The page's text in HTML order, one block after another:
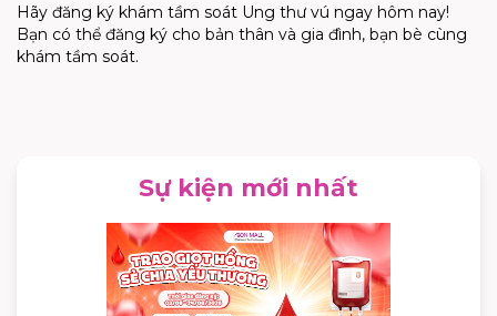
Hãy đăng ký khám tầm soát Ung thư vú ngay hôm nay!
Bạn có thể đăng ký cho bản thân và gia đình, bạn bè cùng
khám tầm soát.
Sự kiện mới nhất